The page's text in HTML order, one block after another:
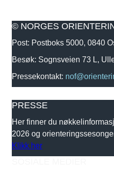
© NORGES
Post: Postboks 5000, 0840
Besøk: Sognsveien 73 L,
Pressekontakt:
PRESSE
Her finner du
2026 og
Klikk her